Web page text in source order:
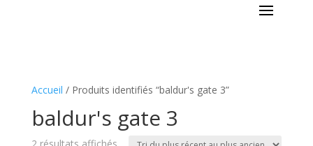
Accueil / Produits identifiés “baldur's gate 3”
baldur's gate 3
Trié